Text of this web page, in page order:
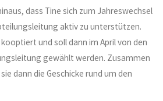
dass Tine sich zum Jahreswechsel
aktiv zu unterstützen.
und soll dann im April von den
gewählt werden. Zusammen
dann die Geschicke rund um den